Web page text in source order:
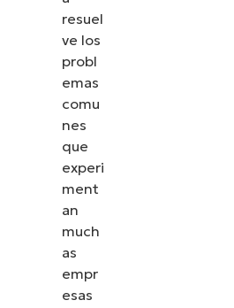
resuel
ve los
probl
emas
comu
nes
que
experi
ment
an
much
as
empr
esas